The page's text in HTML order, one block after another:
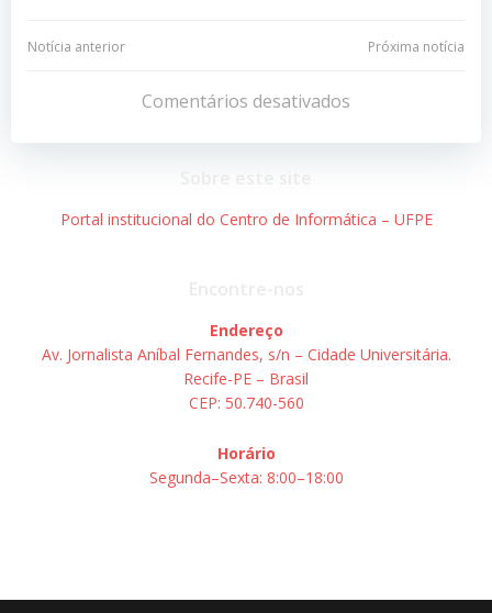
Navegação
Post
Notícia anterior
Navegação
de
Post
Próxima notícia
Comentários desativados
Portal institucional do Centro de Informática – UFPE
Endereço
Av. Jornalista Aníbal Fernandes, s/n – Cidade Universitária.
Recife-PE – Brasil
CEP: 50.740-560
Horário
Segunda–Sexta: 8:00–18:00